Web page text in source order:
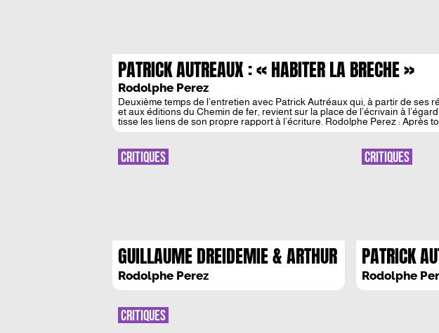
PATRICK AUTREAUX : « HABITER LA BRECHE »
Rodolphe Perez
Deuxième temps de l’entretien avec Patrick Autréaux qui, à partir de ses
et aux éditions du Chemin de fer, revient sur la place de l’écrivain à
tisse les liens de son propre rapport à l’écriture. Rodolphe Perez : Après
GUILLAUME DREIDEMIE & ARTHUR
BILLEREY : AUTANT PRESENTS
Rodolphe Perez
CRITIQUES
PATRICK
DES
Rodolphe
CRITIQUES
CRITIQUES